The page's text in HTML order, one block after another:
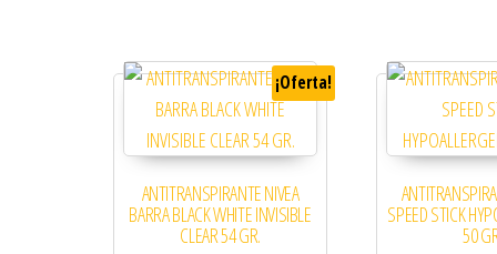
¡Oferta!
ANTITRANSPIRANTE NIVEA
BARRA BLACK WHITE INVISIBLE
CLEAR 54 GR.
SPEED STICK
50